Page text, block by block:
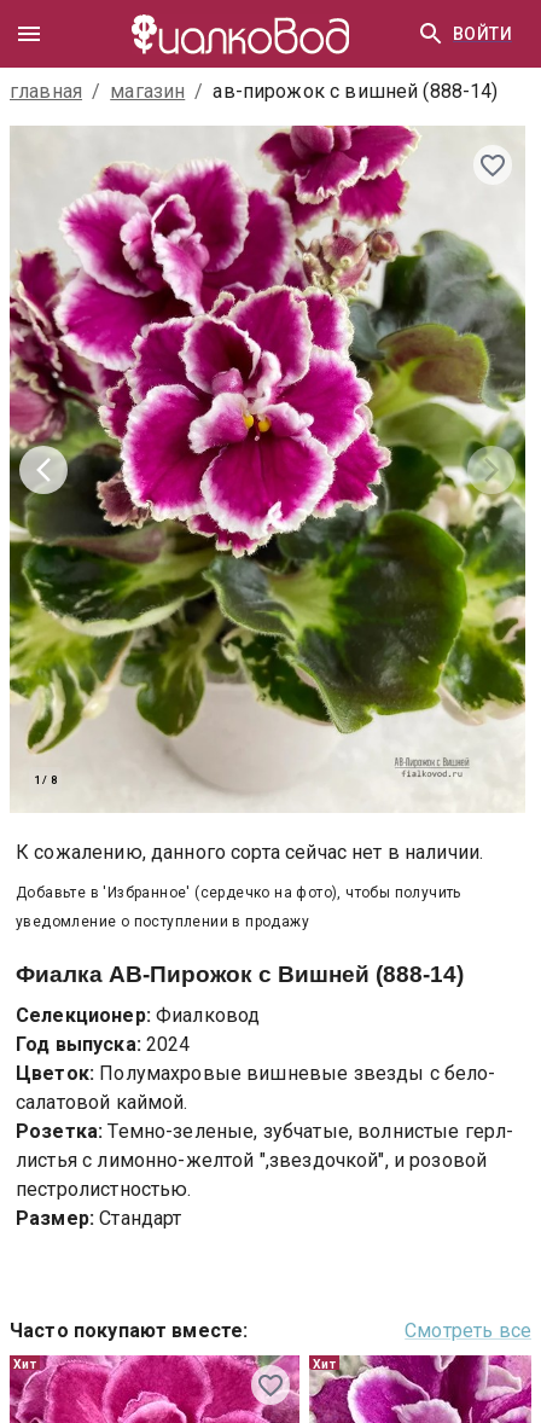
ВОЙТИ
главная / магазин / ав-пирожок с вишней (888-14)
1 / 8
К сожалению, данного сорта сейчас нет в наличии.
Добавьте в 'Избранное' (сердечко на фото), чтобы получить
уведомление о поступлении в продажу
Фиалка АВ-Пирожок с Вишней (888-14)
Селекционер: Фиалковод
Год выпуска: 2024
Цветок: Полумахровые вишневые звезды с бело-
салатовой каймой.
Розетка: Темно-зеленые, зубчатые, волнистые герл-
листья с лимонно-желтой ",звездочкой", и розовой
пестролистностью.
Размер: Стандарт
Часто покупают вместе: Смотреть все
Хит Хит